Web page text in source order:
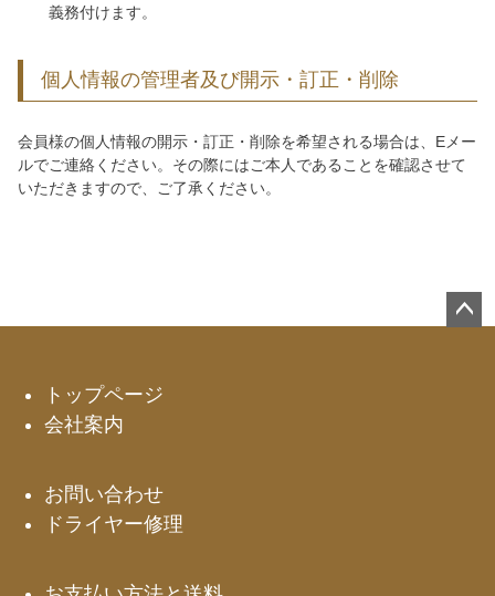
義務付けます。
個人情報の管理者及び開示・訂正・削除
会員様の個人情報の開示・訂正・削除を希望される場合は、Eメー
ルでご連絡ください。その際にはご本人であることを確認させて
いただきますので、ご了承ください。
トップページ
会社案内
お問い合わせ
ドライヤー修理